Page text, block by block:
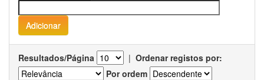
Resultados/Página | Ordenar registos por:
Por ordem